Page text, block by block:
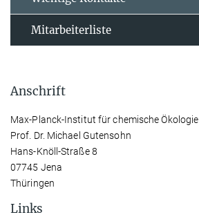
Mitarbeiterliste
Anschrift
Max-Planck-Institut für chemische Ökologie
Prof. Dr. Michael Gutensohn
Hans-Knöll-Straße 8
07745 Jena
Thüringen
Links